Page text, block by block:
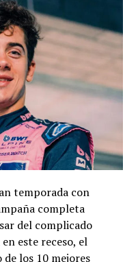
temporada con
completa
del complicado
este receso, el
los 10 mejores